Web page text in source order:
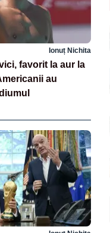
Ionuț Nichita
favorit la aur la
au